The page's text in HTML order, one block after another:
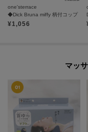
one'sterrace
◆Dick Bruna miffy 柄付コップ
¥1,056
マッ